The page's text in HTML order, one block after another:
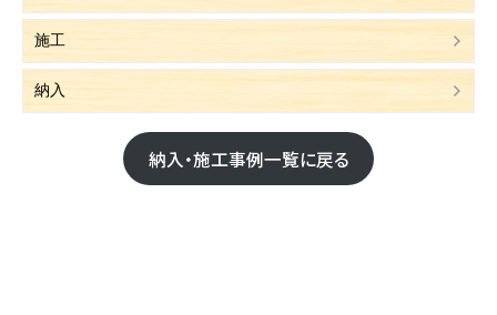
施工
納入
納入・施工事例一覧に戻る